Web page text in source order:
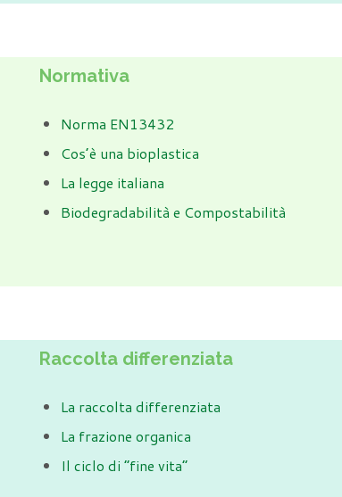
Normativa
Norma EN13432
Cos’è una bioplastica
La legge italiana
Biodegradabilità e Compostabilità
Raccolta differenziata
La raccolta differenziata
La frazione organica
Il ciclo di “fine vita”